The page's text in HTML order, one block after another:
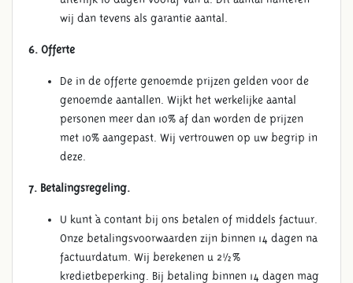
wij dan tevens als garantie aantal.
6. Offerte
De in de offerte genoemde prijzen gelden voor de
genoemde aantallen. Wijkt het werkelijke aantal
personen meer dan 10% af dan worden de prijzen
met 10% aangepast. Wij vertrouwen op uw begrip in
deze.
7. Betalingsregeling.
U kunt à contant bij ons betalen of middels factuur.
Onze betalingsvoorwaarden zijn binnen 14 dagen na
factuurdatum. Wij berekenen u 2½%
kredietbeperking. Bij betaling binnen 14 dagen mag